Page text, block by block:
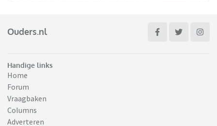
Ouders.nl
Handige links
Home
Forum
Vraagbaken
Columns
Adverteren